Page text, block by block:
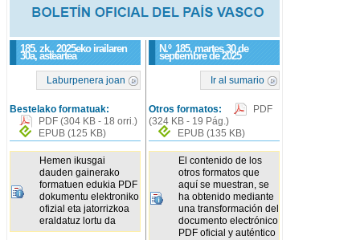
185. zk., 2025eko irailaren
30a, asteartea
N.º 185, martes 30 de
septiembre de 2025
Laburpenera joan
Bestelako formatuak:
PDF (304 KB - 18 orri.)
EPUB (125 KB)
Hemen ikusgai
dauden gainerako
formatuen edukia PDF
dokumentu elektroniko
ofizial eta jatorrizkoa
eraldatuz lortu da
Ir al sumario
Otros formatos:
PDF
(324 KB - 19 Pág.)
EPUB(135 KB)
El contenido de los
otros formatos que
aquí se muestran, se
ha obtenido mediante
una transformación del
documento electrónico
PDF oficial y auténtico